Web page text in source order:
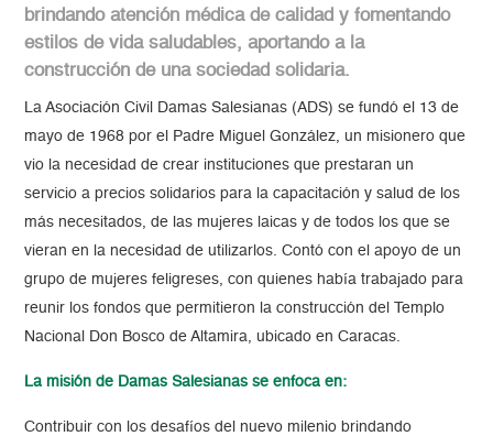
brindando atención médica de calidad y fomentando
estilos de vida saludables, aportando a la
construcción de una sociedad solidaria.
La Asociación Civil Damas Salesianas (ADS) se fundó el 13 de
mayo de 1968 por el Padre Miguel González, un misionero que
vio la necesidad de crear instituciones que prestaran un
servicio a precios solidarios para la capacitación y salud de los
más necesitados, de las mujeres laicas y de todos los que se
vieran en la necesidad de utilizarlos. Contó con el apoyo de un
grupo de mujeres feligreses, con quienes había trabajado para
reunir los fondos que permitieron la construcción del Templo
Nacional Don Bosco de Altamira, ubicado en Caracas.
La misión de Damas Salesianas se enfoca en:
Contribuir con los desafíos del nuevo milenio brindando